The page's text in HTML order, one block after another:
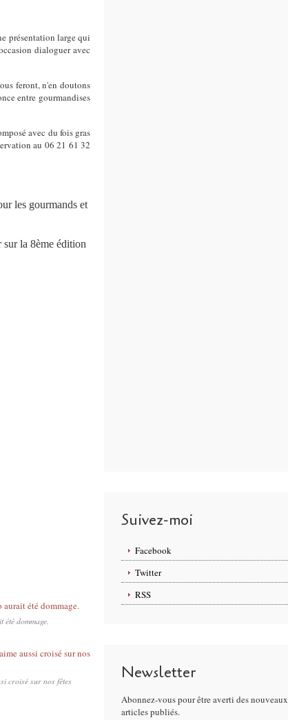
présentation large qui
dialoguer avec
feront, n'en doutons
entre gourmandises
avec du fois gras
au 06 21 61 32
les gourmands et
sur la 8ème édition
dommage.
croisé sur nos fêtes
Suivez-moi
Facebook
Twitter
RSS
Newsletter
Abonnez-vous pour être averti des nouveaux
articles publiés.